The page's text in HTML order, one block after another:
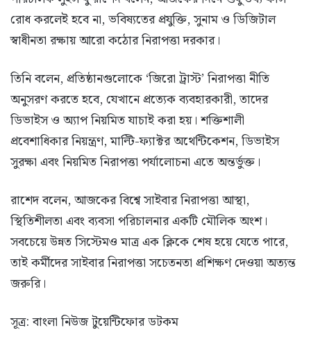
রোধ করলেই হবে না, ভবিষ্যতের প্রযুক্তি, সুনাম ও ডিজিটাল
স্বাধীনতা রক্ষায় আরো কঠোর নিরাপত্তা দরকার।
তিনি বলেন, প্রতিষ্ঠানগুলোকে ‘জিরো ট্রাস্ট’ নিরাপত্তা নীতি
অনুসরণ করতে হবে, যেখানে প্রত্যেক ব্যবহারকারী, তাদের
ডিভাইস ও অ্যাপ নিয়মিত যাচাই করা হয়। শক্তিশালী
প্রবেশাধিকার নিয়ন্ত্রণ, মাল্টি-ফ্যাক্টর অথেন্টিকেশন, ডিভাইস
সুরক্ষা এবং নিয়মিত নিরাপত্তা পর্যালোচনা এতে অন্তর্ভুক্ত।
রাশেদ বলেন, আজকের বিশ্বে সাইবার নিরাপত্তা আস্থা,
স্থিতিশীলতা এবং ব্যবসা পরিচালনার একটি মৌলিক অংশ।
সবচেয়ে উন্নত সিস্টেমও মাত্র এক ক্লিকে শেষ হয়ে যেতে পারে,
তাই কর্মীদের সাইবার নিরাপত্তা সচেতনতা প্রশিক্ষণ দেওয়া অত্যন্ত
জরুরি।
সূত্র: বাংলা নিউজ টুয়েন্টিফোর ডটকম